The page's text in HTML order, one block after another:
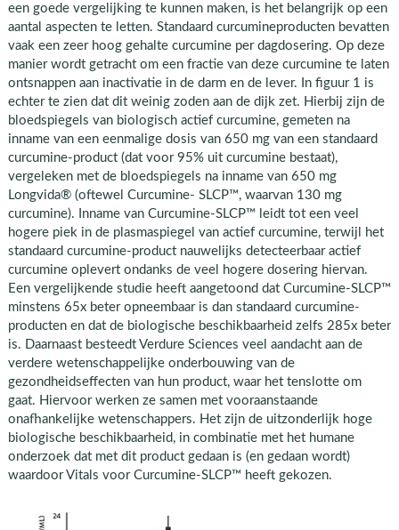
een goede vergelijking te kunnen maken, is het belangrijk op een
aantal aspecten te letten. Standaard curcumineproducten bevatten
vaak een zeer hoog gehalte curcumine per dagdosering. Op deze
manier wordt getracht om een fractie van deze curcumine te laten
ontsnappen aan inactivatie in de darm en de lever. In figuur 1 is
echter te zien dat dit weinig zoden aan de dijk zet. Hierbij zijn de
bloedspiegels van biologisch actief curcumine, gemeten na
inname van een eenmalige dosis van 650 mg van een standaard
curcumine-product (dat voor 95% uit curcumine bestaat),
vergeleken met de bloedspiegels na inname van 650 mg
Longvida® (oftewel Curcumine- SLCP™, waarvan 130 mg
curcumine). Inname van Curcumine-SLCP™ leidt tot een veel
hogere piek in de plasmaspiegel van actief curcumine, terwijl het
standaard curcumine-product nauwelijks detecteerbaar actief
curcumine oplevert ondanks de veel hogere dosering hiervan.
Een vergelijkende studie heeft aangetoond dat Curcumine-SLCP™
minstens 65x beter opneembaar is dan standaard curcumine-
producten en dat de biologische beschikbaarheid zelfs 285x beter
is. Daarnaast besteedt Verdure Sciences veel aandacht aan de
verdere wetenschappelijke onderbouwing van de
gezondheidseffecten van hun product, waar het tenslotte om
gaat. Hiervoor werken ze samen met vooraanstaande
onafhankelijke wetenschappers. Het zijn de uitzonderlijk hoge
biologische beschikbaarheid, in combinatie met het humane
onderzoek dat met dit product gedaan is (en gedaan wordt)
waardoor Vitals voor Curcumine-SLCP™ heeft gekozen.